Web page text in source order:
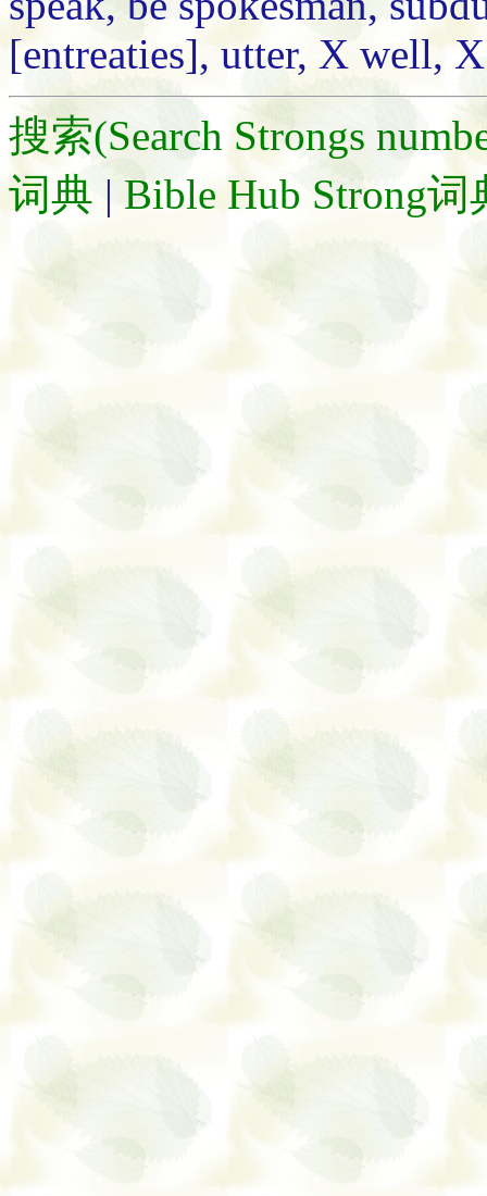
[entreaties], utter, X well,
搜索(Search Strongs
词典 | Bible Hub Strong词